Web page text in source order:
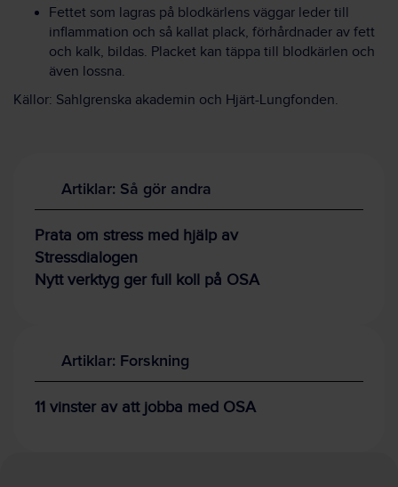
Fettet som lagras på blodkärlens väggar leder till
inflammation och så kallat plack, förhårdnader av fett
och kalk, bildas. Placket kan täppa till blodkärlen och
även lossna.
Källor: Sahlgrenska akademin och Hjärt-Lungfonden.
Artiklar: Så gör andra
Prata om stress med hjälp av
Stressdialogen
Nytt verktyg ger full koll på OSA
Artiklar: Forskning
11 vinster av att jobba med OSA